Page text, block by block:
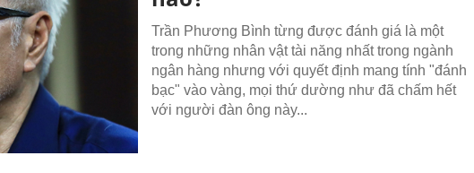
Trần Phương Bình từng được đánh giá là một
trong những nhân vật tài năng nhất trong ngành
ngân hàng nhưng với quyết định mang tính "đánh
bạc" vào vàng, mọi thứ dường như đã chấm hết
với người đàn ông này...